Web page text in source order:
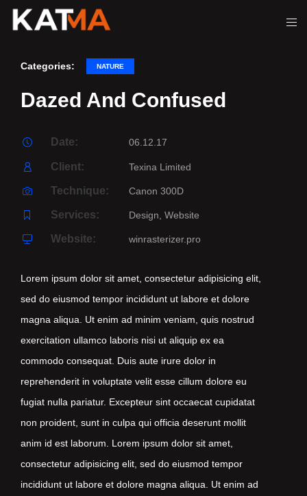
Categories: NATURE
Dazed And Confused
Date: 06.12.17
Client: Texina Limited
Technique: Canon 300D
Services: Design, Website
Website: winrasterizer.pro
Lorem ipsum dolor sit amet, consectetur adipisicing elit,
sed do eiusmod tempor incididunt ut labore et dolore
magna aliqua. Ut enim ad minim veniam, quis nostrud
exercitation ullamco laboris nisi ut aliquip ex ea
commodo consequat. Duis aute irure dolor in
reprehenderit in voluptate velit esse cillum dolore eu
fugiat nulla pariatur. Excepteur sint occaecat cupidatat
non proident, sunt in culpa qui officia deserunt mollit
anim id est laborum. Lorem ipsum dolor sit amet,
consectetur adipisicing elit, sed do eiusmod tempor
incididunt ut labore et dolore magna aliqua. Ut enim ad